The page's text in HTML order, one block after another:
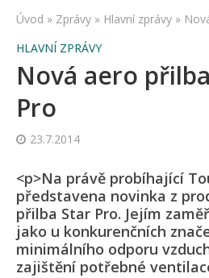
Úvod » Zprávy » Hlavní zprávy »
HLAVNÍ ZPRÁVY
Nová aero
Pro
23.7.2014
<p>Na právě probíhající
představena novinka z
přilba Star Pro. Jejím
jako u konkurenčních
minimálního odporu
zajištění potřebné